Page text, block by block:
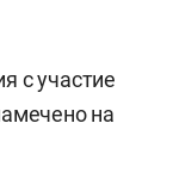
с участие
на